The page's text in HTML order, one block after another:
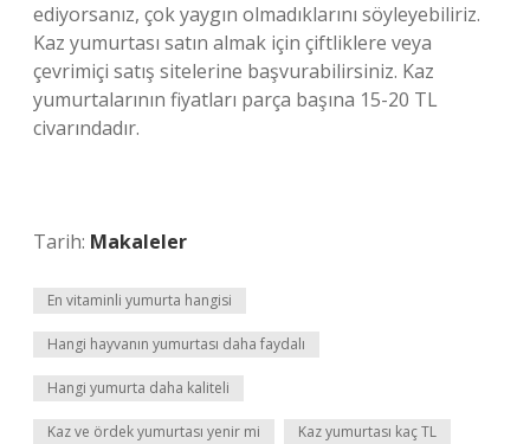
ediyorsanız, çok yaygın olmadıklarını söyleyebiliriz.
Kaz yumurtası satın almak için çiftliklere veya
çevrimiçi satış sitelerine başvurabilirsiniz. Kaz
yumurtalarının fiyatları parça başına 15-20 TL
civarındadır.
Tarih: Makaleler
En vitaminli yumurta hangisi
Hangi hayvanın yumurtası daha faydalı
Hangi yumurta daha kaliteli
Kaz ve ördek yumurtası yenir mi Kaz yumurtası kaç TL